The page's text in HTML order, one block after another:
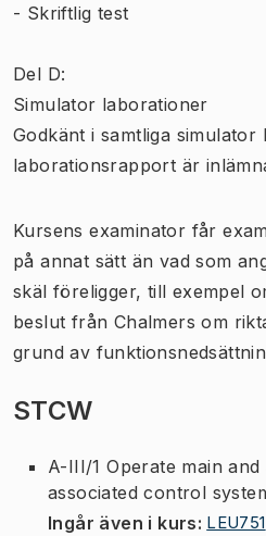
- Skriftlig test
Del D:
Simulator laborationer
Godkänt i samtliga
laborationsrapport är
Kursens examinator får
på annat sätt än vad som
skäl föreligger, till exempel
beslut från Chalmers om
grund av
STCW
A-III/1 Operate main
associated control
Ingår även i kurs: LEU751